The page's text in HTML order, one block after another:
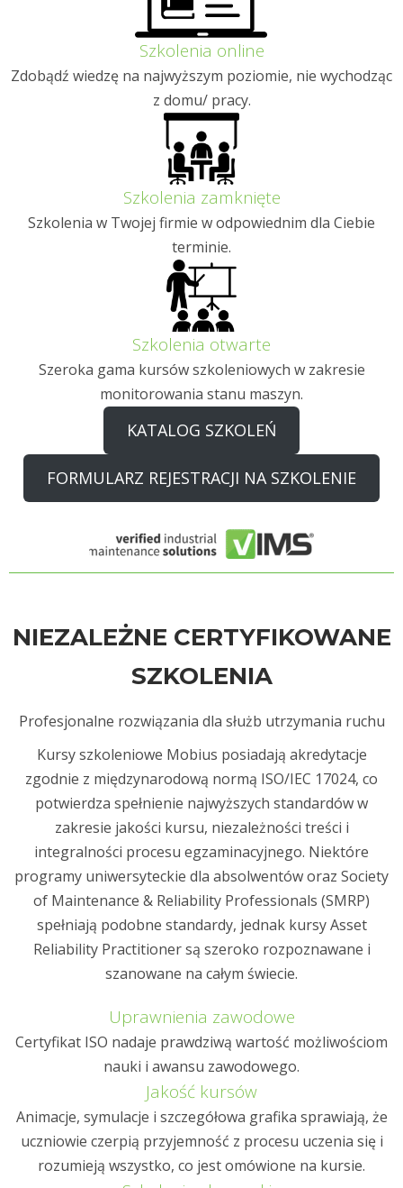
Szkolenia online
Zdobądź wiedzę na najwyższym poziomie, nie wychodząc
z domu/ pracy.
Szkolenia zamknięte
Szkolenia w Twojej firmie w odpowiednim dla Ciebie
terminie.
Szkolenia otwarte
Szeroka gama kursów szkoleniowych w zakresie
monitorowania stanu maszyn.
KATALOG SZKOLEŃ
FORMULARZ REJESTRACJI NA SZKOLENIE
NIEZALEŻNE CERTYFIKOWANE
SZKOLENIA
Profesjonalne rozwiązania dla służb utrzymania ruchu
Kursy szkoleniowe Mobius posiadają akredytacje
zgodnie z międzynarodową normą ISO/IEC 17024, co
potwierdza spełnienie najwyższych standardów w
zakresie jakości kursu, niezależności treści i
integralności procesu egzaminacyjnego. Niektóre
programy uniwersyteckie dla absolwentów oraz Society
of Maintenance & Reliability Professionals (SMRP)
spełniają podobne standardy, jednak kursy Asset
Reliability Practitioner są szeroko rozpoznawane i
szanowane na całym świecie.
Uprawnienia zawodowe
Certyfikat ISO nadaje prawdziwą wartość możliwościom
nauki i awansu zawodowego.
Jakość kursów
Animacje, symulacje i szczegółowa grafika sprawiają, że
uczniowie czerpią przyjemność z procesu uczenia się i
rozumieją wszystko, co jest omówione na kursie.